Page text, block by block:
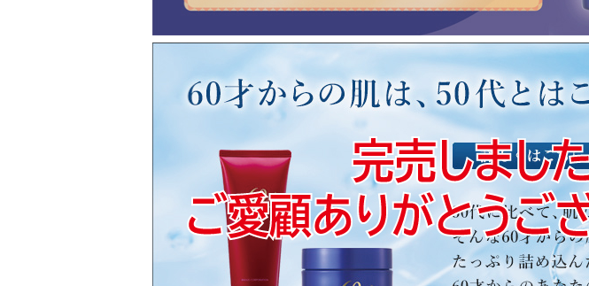
夏季休業期間は、ネットショップでは通常通りご注文はいただけますが、
発送及びお問い合わせ・サポート業務はお休みとさせていただきます。
お客様にはご迷惑をおかけし、誠に申し訳ございませんが
ご理解・ご了承のほどよろしくお願いいたします。
上記期間中にお買い上げいただきましたお品物につきましては
配送日時の指定を承ることが出来かねますのでどうぞご了承ください。
夏季休業期間中に頂きましたご注文・お問い合わせにつきましては、
8月16日(金)以降、順次対応させていただきます。
2024.1.9
振って作れる、ナノバブルウォーター「ナノブル シェイキングボトル」新発売！！